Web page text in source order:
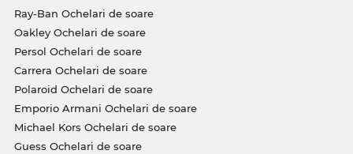
Ray-Ban Ochelari de soare
Oakley Ochelari de soare
Persol Ochelari de soare
Carrera Ochelari de soare
Polaroid Ochelari de soare
Emporio Armani Ochelari de soare
Michael Kors Ochelari de soare
Guess Ochelari de soare